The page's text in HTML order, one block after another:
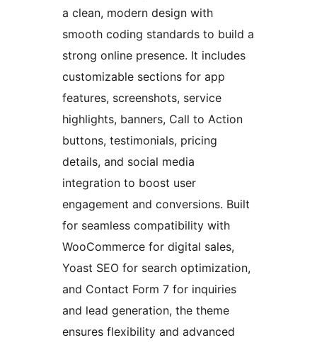
a clean, modern design with
smooth coding standards to build a
strong online presence. It includes
customizable sections for app
features, screenshots, service
highlights, banners, Call to Action
buttons, testimonials, pricing
details, and social media
integration to boost user
engagement and conversions. Built
for seamless compatibility with
WooCommerce for digital sales,
Yoast SEO for search optimization,
and Contact Form 7 for inquiries
and lead generation, the theme
ensures flexibility and advanced